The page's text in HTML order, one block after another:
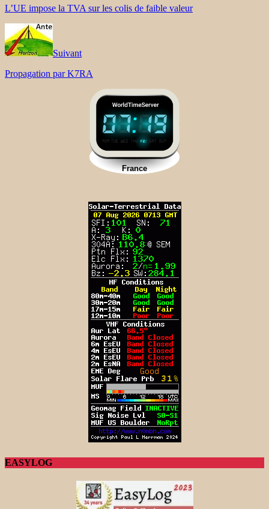
L’UE impose la TVA sur les colis de faible valeur
Suivant
Propagation par K7RA
EASYLOG